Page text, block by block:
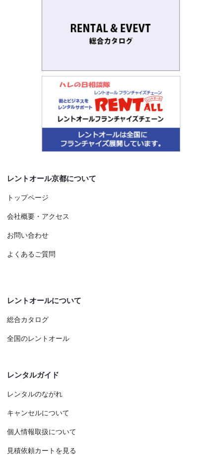
レントオール京都について
トップページ
会社概要・アクセス
お問い合わせ
よくあるご質問
レントオールについて
総合カタログ
全国のレントオール
レンタルガイド
レンタルのながれ
キャンセルについて
個人情報取扱について
見積依頼カートを見る